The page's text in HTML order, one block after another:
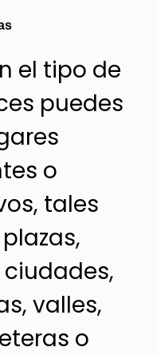
el tipo de
puedes
o
tales
valles,
o